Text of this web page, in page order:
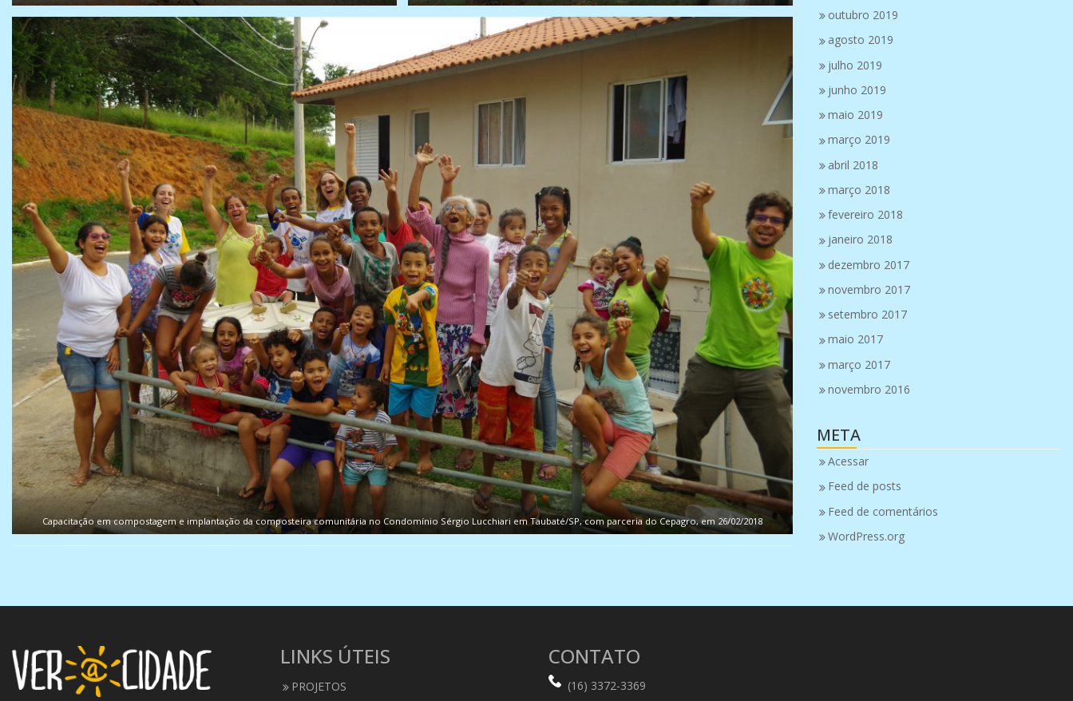
Capacitação em compostagem e implantação da composteira comunitária no Condomínio Sérgio Lucchiari em Taubaté/SP, com parceria do Cepagro, em 26/02/2018
outubro 2019
agosto 2019
julho 2019
junho 2019
maio 2019
março 2019
abril 2018
março 2018
fevereiro 2018
janeiro 2018
dezembro 2017
novembro 2017
setembro 2017
maio 2017
março 2017
novembro 2016
META
Acessar
Feed de posts
Feed de comentários
WordPress.org
LINKS ÚTEIS
PROJETOS
CONTATO
(16) 3372-3369